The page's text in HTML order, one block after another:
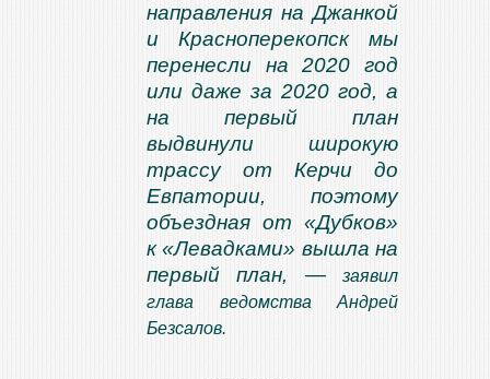
направления на Джанкой
и Красноперекопск мы
перенесли на 2020 год
или даже за 2020 год, а
на первый план
выдвинули широкую
трассу от Керчи до
Евпатории, поэтому
объездная от «Дубков»
к «Левадками» вышла на
первый план, —
заявил
глава ведомства Андрей
Безсалов.